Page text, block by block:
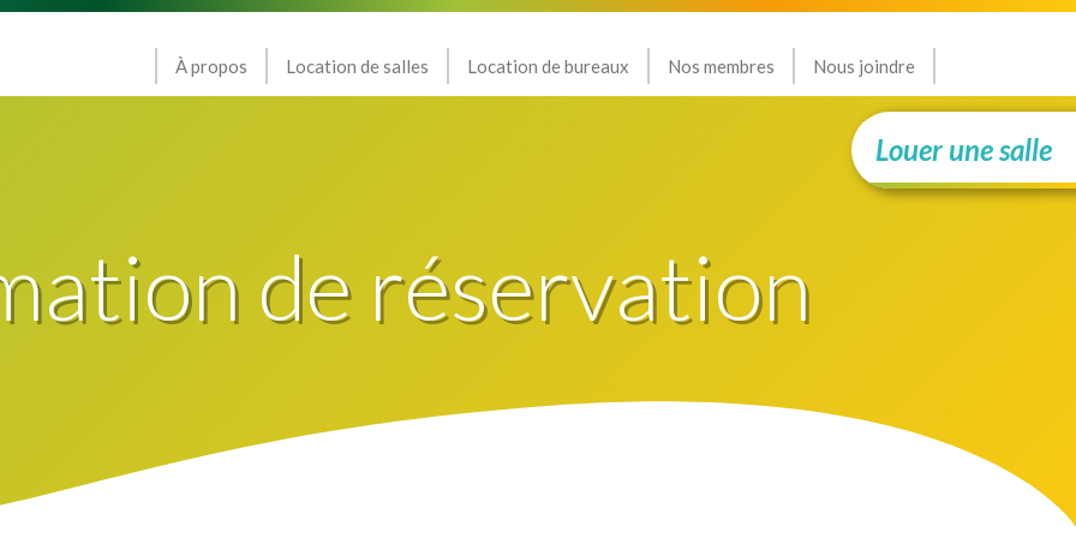
À propos Location de salles Location de bureaux Nos membres Nous joindre
Louer une salle
de réservation